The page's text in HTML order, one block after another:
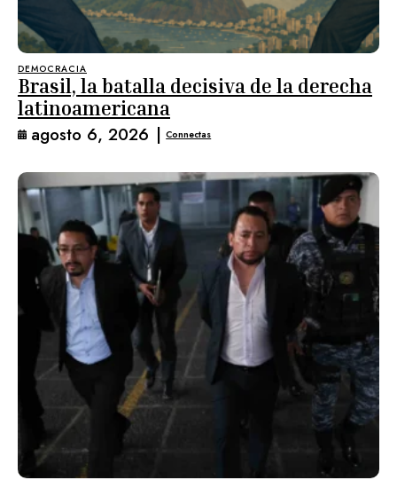
DEMOCRACIA
Brasil, la batalla decisiva de la derecha
latinoamericana
agosto 6, 2026 | Connectas